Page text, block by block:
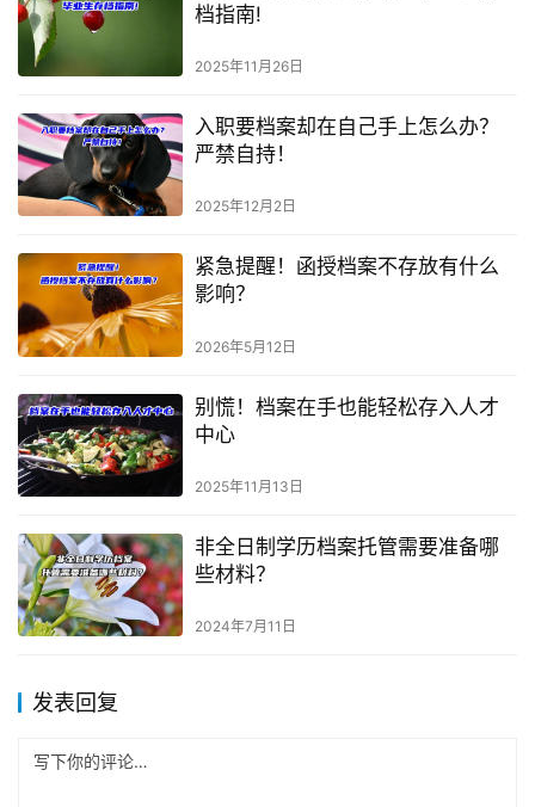
档指南!
2025年11月26日
入职要档案却在自己手上怎么办？
严禁自持！
2025年12月2日
紧急提醒！函授档案不存放有什么
影响？
2026年5月12日
别慌！档案在手也能轻松存入人才
中心
2025年11月13日
非全日制学历档案托管需要准备哪
些材料？
2024年7月11日
发表回复